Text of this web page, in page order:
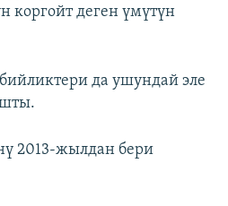
коргойт деген үмүтүн
да ушундай эле
2013-жылдан бери